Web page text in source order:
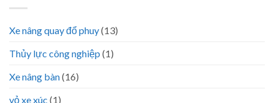
Xe nâng quay đổ phuy(13)
Thủy lực công nghiệp (1)
Xe nâng bàn(16)
vỏ xe xúc (1)